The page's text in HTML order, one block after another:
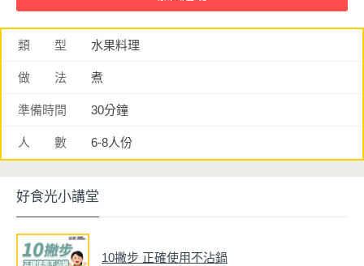
類 型 水果料理
做 法 煮
準備時間 30分鐘
人 數 6-8人份
好食光小講堂
10撇步 正確使用不沾鍋